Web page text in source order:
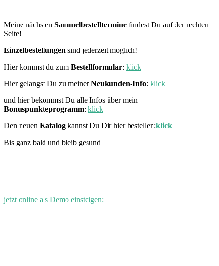
Meine nächsten Sammelbestelltermine findest Du auf der rechten
Seite!
Einzelbestellungen sind jederzeit möglich!
Hier kommst du zum Bestellformular: klick
Hier gelangst Du zu meinerNeukunden-Info: klick
und hier bekommst Du alle Infos über mein
Bonuspunkteprogramm: klick
Den neuen Katalog kannst Du Dir hier bestellen:klick
Bis ganz bald und bleib gesund
jetzt online als Demo einsteigen: